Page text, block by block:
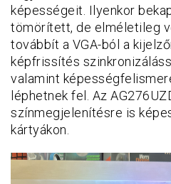
képességeit. Ilyenkor
tömörített, de elméletileg
továbbít a VGA-ból a
képfrissítés
valamint
léphetnek fel. Az
színmegjelenítésre is
kártyákon.